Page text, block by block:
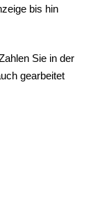
bis hin
Sie in der
gearbeitet